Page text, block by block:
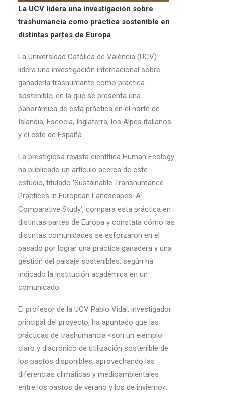
La UCV lidera una investigación sobre
trashumancia como práctica sostenible en
distintas partes de Europa
La Universidad Católica de València (UCV)
lidera una investigación internacional sobre
ganadería trashumante como práctica
sostenible, en la que se presenta una
panorámica de esta práctica en el norte de
Islandia, Escocia, Inglaterra, los Alpes italianos
y el este de España.
La prestigiosa revista científica Human Ecology
ha publicado un artículo acerca de este
estudio, titulado ‘Sustainable Transhumance
Practices in European Landscapes. A
Comparative Study’, compara esta práctica en
distintas partes de Europa y constata cómo las
distintas comunidades se esforzaron en el
pasado por lograr una práctica ganadera y una
gestión del paisaje sostenibles, según ha
indicado la institución académica en un
comunicado.
El profesor de la UCV Pablo Vidal, investigador
principal del proyecto, ha apuntado que las
prácticas de trashumancia «son un ejemplo
claro y diacrónico de utilización sostenible de
los pastos disponibles, aprovechando las
diferencias climáticas y medioambientales
entre los pastos de verano y los de invierno».